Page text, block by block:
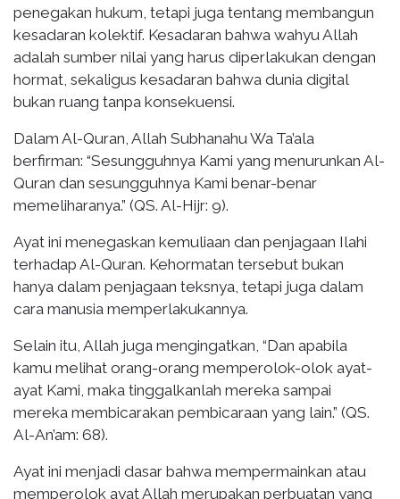
penegakan hukum, tetapi juga tentang membangun
kesadaran kolektif. Kesadaran bahwa wahyu Allah
adalah sumber nilai yang harus diperlakukan dengan
hormat, sekaligus kesadaran bahwa dunia digital
bukan ruang tanpa konsekuensi.
Dalam Al-Quran, Allah Subhanahu Wa Ta’ala
berfirman: “Sesungguhnya Kami yang menurunkan Al-
Quran dan sesungguhnya Kami benar-benar
memeliharanya.” (QS. Al-Hijr: 9).
Ayat ini menegaskan kemuliaan dan penjagaan Ilahi
terhadap Al-Quran. Kehormatan tersebut bukan
hanya dalam penjagaan teksnya, tetapi juga dalam
cara manusia memperlakukannya.
Selain itu, Allah juga mengingatkan, “Dan apabila
kamu melihat orang-orang memperolok-olok ayat-
ayat Kami, maka tinggalkanlah mereka sampai
mereka membicarakan pembicaraan yang lain.” (QS.
Al-An’am: 68).
Ayat ini menjadi dasar bahwa mempermainkan atau
memperolok ayat Allah merupakan perbuatan yang